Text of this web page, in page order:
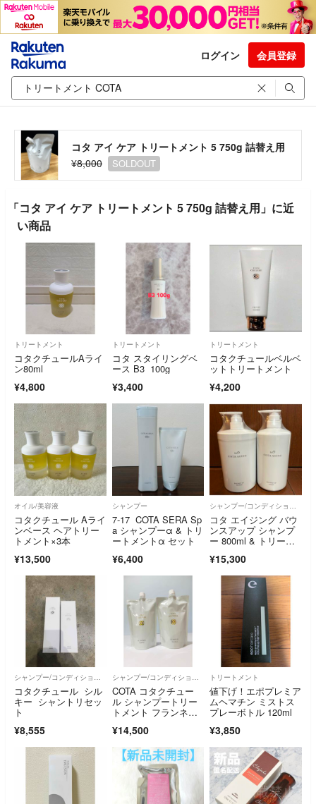
ログイン 会員登録
コタ アイ ケア トリートメント 5 750g 詰替え用
¥8,000
SOLDOUT
「コタ アイ ケア トリートメント 5 750g 詰替え用」に近
い商品
トリートメント
コタクチュールAライ
ン80ml
¥4,800
トリートメント
コタ スタイリングベ
ース B3 100g
¥3,400
トリートメント
コタクチュールベルベ
ットトリートメント
¥4,200
オイル/美容液
コタクチュール Aライ
ンベース ヘアトリー
トメント×3本
¥13,500
シャンプー
7-17 COTA SERA Sp
a シャンプーα & トリ
ートメントα セット
¥6,400
シャンプー/コンディショナーセット
コタ エイジング バウ
ンスアップ シャンプ
ー 800ml & トリート
トルセット
¥15,300
シャンプー/コンディショナーセット
コタクチュール シル
キー シャントリセッ
ト
¥8,555
シャンプー/コンディショナーセット
COTA コタクチュー
ル シャンプートリー
トメント フランネ
¥14,500
トリートメント
値下げ！エポプレミア
ムヘマチン ミストス
プレーボトル 120ml
¥3,850